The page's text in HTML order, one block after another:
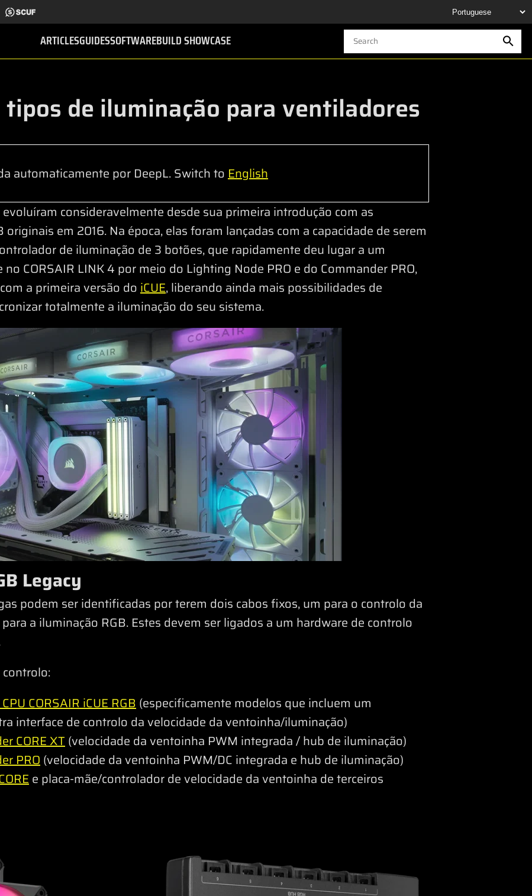
ARTICLESGUIDESSOFTWAREBUILD SHOWCASE
tipos de iluminação para ventiladores
automaticamente por DeepL. Switch toEnglish
consideravelmente desde sua primeira introdução com as
originais em 2016. Na época, elas foram lançadas com a capacidade de serem
de iluminação de 3 botões, que rapidamente deu lugar a um
CORSAIR LINK 4 por meio do Lighting Node PRO e do Commander PRO,
a primeira versão doiCUE, liberando ainda mais possibilidades de
totalmente a iluminação do seu sistema.
Legacy
podem ser identificadas por terem dois cabos fixos, um para o controlo da
a iluminação RGB. Estes devem ser ligados a um hardware de controlo
CORSAIR iCUE RGB(especificamente modelos que incluem um
interface de controlo da velocidade da ventoinha/iluminação)
CORE XT(velocidade da ventoinha PWM integrada / hub de iluminação)
PRO(velocidade da ventoinha PWM/DC integrada e hub de iluminação)
e placa-mãe/controlador de velocidade da ventoinha de terceiros